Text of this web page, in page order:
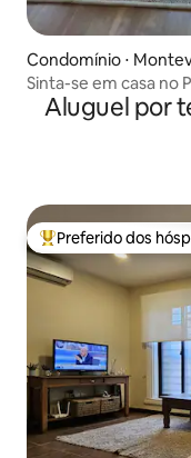
Condomínio ⋅
Sinta-se em casa no
Aluguel por
Entre os melhores
Preferido dos